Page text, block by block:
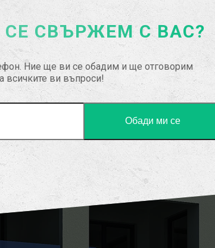
СЕ СВЪРЖЕМ С ВАС?
Ние ще ви се обадим и ще отговорим
всичките ви въпроси!